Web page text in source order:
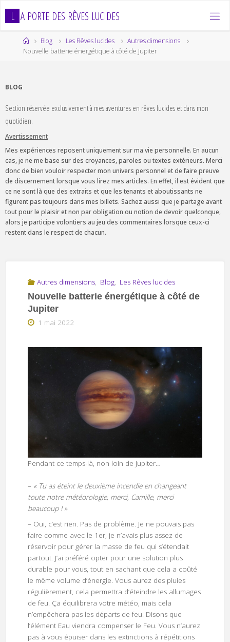
L A PORTE DES RÊVES LUCIDES
HomeBlog Les Rêves lucides
Autres dimensions
Nouvelle batterie énergétique à côté de Jupiter
BLOG
Section réservée exclusivement à mes aventures en rêves lucides et dans mon
quotidien.
Avertissement
Mes expériences reposent uniquement sur ma vie personnelle. En aucun
cas, je ne me base sur des croyances, paroles ou textes extérieurs. Merci
donc de bien vouloir respecter mon univers personnel et de faire preuve
de discernement lorsque vous lirez mes articles. En effet, il est évident que
ce ne sont là que des extraits et que les tenants et aboutissants ne
figurent pas toujours dans mes billets. Sachez aussi que je partage avant
tout pour le plaisir et non par obligation ou notion de devoir quelconque,
alors je participe volontiers au jeu des commentaires lorsque ceux-ci
restent dans le respect de chacun.
Autres dimensions, Blog, Les Rêves lucides
Nouvelle batterie énergétique à côté de
Jupiter
1 mai 2022
Pendant ce temps-là, non loin de Jupiter…
– « Tu as éteint le deuxième incendie en changeant
toute notre météorologie, merci, Camille, merci
beaucoup ! »
– Oui, c’est rien. Pas de problème. Je ne pouvais pas
faire comme avec le 1er, je n’avais plus assez de
réservoir pour gérer la masse de feu qui s’étendait
partout. J’ai préféré opter pour une solution plus
durable pour vous, tout en sachant que cela a coûté
le même volume d’énergie. Vous aurez des pluies
régulièrement, cela permettra d’éteindre les allumages
de feu. Ça équilibrera votre météo, mais cela
n’empêchera pas les départs de feu. Disons que
l’élément Eau viendra compenser le Feu. Vous n’aurez
pas à vous épuiser dans les extinctions à répétitions